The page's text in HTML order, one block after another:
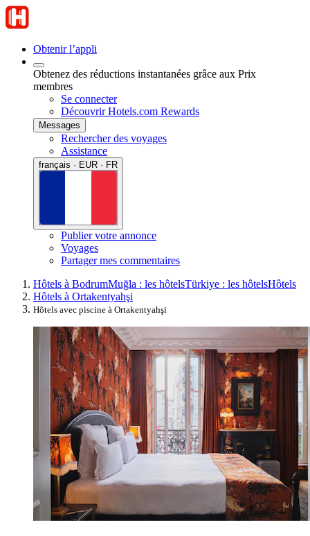
Obtenir l’appli
Obtenez des réductions instantanées grâce aux Prix
membres
Se connecter
Découvrir Hotels.com Rewards
Messages
Rechercher des voyages
Assistance
français · EUR · FR
Publier votre annonce
Voyages
Partager mes commentaires
Hôtels à BodrumMuğla : les hôtelsTürkiye : les hôtelsHôtels
Hôtels à Ortakentyahşi
Hôtels avec piscine à Ortakentyahşi